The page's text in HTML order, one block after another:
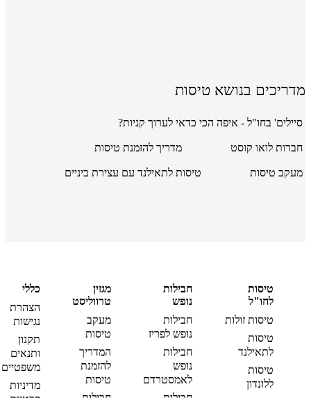
מדריכים בנושא טיסות
סיילים' בחו"ל - איפה הכי כדאי לערוך קניות?
חברות לואו קוסט מדריך להזמנת טיסות
מעקב טיסות טיסות לתאילנד עם עצירת ביניים
טיסות
לחו"ל
טיסות זולות
טיסות
לתאילנד
טיסות
ללונדון
חבילות
נופש
חבילות
נופש לפריז
חבילות
נופש
לאמסטרדם
מגזין
טרווליסט
מעקב
טיסות
המדריך
להזמנת
טיסות
כללי
הצהרת
נגישות
תקנון
ותנאים
משפטיים
מדיניות